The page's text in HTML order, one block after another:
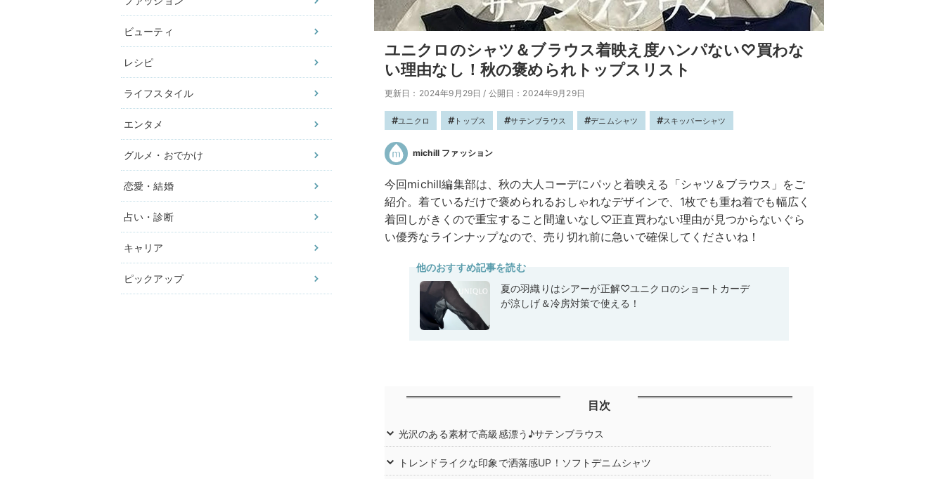
ビューティ
レシピ
ライフスタイル
エンタメ
グルメ・おでかけ
恋愛・結婚
占い・診断
キャリア
ピックアップ
ユニクロのシャツ＆ブラウス着映え度ハンパない♡買わな
い理由なし！秋の褒められトップスリスト
更新日：2024年9月29日 / 公開日：2024年9月29日
ユニクロ トップス サテンブラウス デニムシャツ スキッパーシャツ
michill ファッション
今回michill編集部は、秋の大人コーデにパッと着映える「シャツ＆ブラウス」をご
紹介。着ているだけで褒められるおしゃれなデザインで、1枚でも重ね着でも幅広く
着回しがきくので重宝すること間違いなし♡正直買わない理由が見つからないぐら
い優秀なラインナップなので、売り切れ前に急いで確保してくださいね！
他のおすすめ記事を読む
夏の羽織りはシアーが正解♡ユニクロのショートカーデ
が涼しげ＆冷房対策で使える！
目次
光沢のある素材で高級感漂う♪サテンブラウス
トレンドライクな印象で洒落感UP！ソフトデニムシャツ